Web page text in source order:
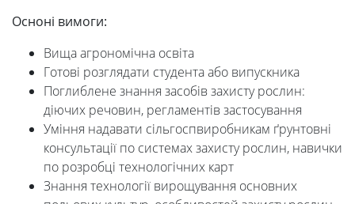
Осноні вимоги:
Вища агрономічна освіта
Готові розглядати студента або випускника
Поглиблене знання засобів захисту рослин:
діючих речовин, регламентів застосування
Уміння надавати сільгоспвиробникам ґрунтовні
консультації по системах захисту рослин, навички
по розробці технологічних карт
Знання технології вирощування основних